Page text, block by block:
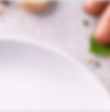
Go to main content